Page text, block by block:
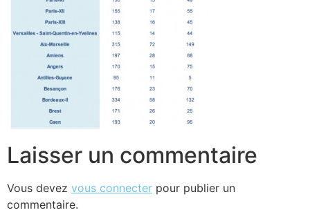
Laisser un commentaire
Vous devez vous connecter pour publier un
commentaire.